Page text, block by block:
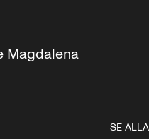
Magdalena
SE ALLA